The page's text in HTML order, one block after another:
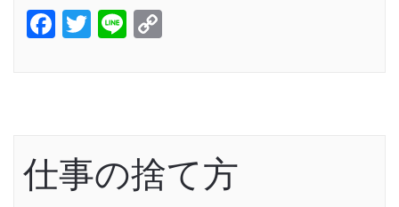
Facebook
Twitter
Line
仕事の捨て方